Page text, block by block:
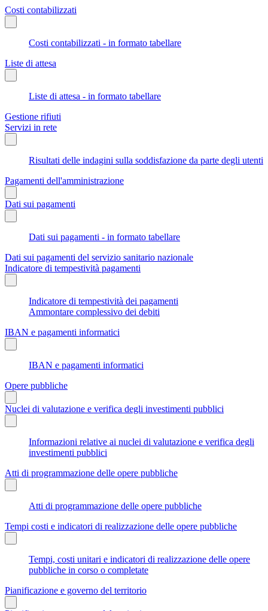
Costi contabilizzati
Costi contabilizzati - in formato tabellare
Liste di attesa
Liste di attesa - in formato tabellare
Gestione rifiuti
Servizi in rete
Risultati delle indagini sulla soddisfazione da parte degli utenti
Pagamenti dell'amministrazione
Dati sui pagamenti
Dati sui pagamenti - in formato tabellare
Dati sui pagamenti del servizio sanitario nazionale
Indicatore di tempestività pagamenti
Indicatore di tempestività dei pagamenti
Ammontare complessivo dei debiti
IBAN e pagamenti informatici
IBAN e pagamenti informatici
Opere pubbliche
Nuclei di valutazione e verifica degli investimenti pubblici
Informazioni relative ai nuclei di valutazione e verifica degli
investimenti pubblici
Atti di programmazione delle opere pubbliche
Atti di programmazione delle opere pubbliche
Tempi costi e indicatori di realizzazione delle opere pubbliche
Tempi, costi unitari e indicatori di realizzazione delle opere
pubbliche in corso o completate
Pianificazione e governo del territorio